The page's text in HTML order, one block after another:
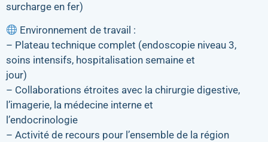
surcharge en fer)
Environnement de travail :
– Plateau technique complet (endoscopie niveau 3,
soins intensifs, hospitalisation semaine et
jour)
– Collaborations étroites avec la chirurgie digestive,
l’imagerie, la médecine interne et
l’endocrinologie
– Activité de recours pour l’ensemble de la région